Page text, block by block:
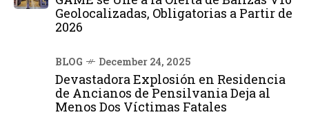
Geolocalizadas, Obligatorias a Partir de
2026
BLOG December 24, 2025
Devastadora Explosión en Residencia
de Ancianos de Pensilvania Deja al
Menos Dos Víctimas Fatales